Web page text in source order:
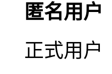
匿名用户
正式用户